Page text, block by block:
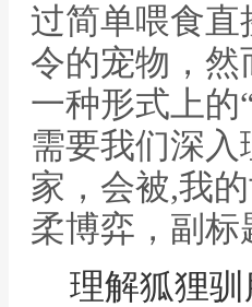
过简单喂食直
令的宠物，
一种形式上的
需要我们深
家，会被,我
柔博弈，副
理解狐狸